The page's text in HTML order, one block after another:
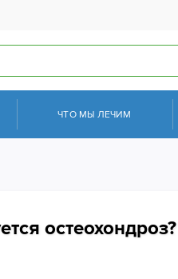
ЧТО МЫ ЛЕЧИМ
остеохондроз?